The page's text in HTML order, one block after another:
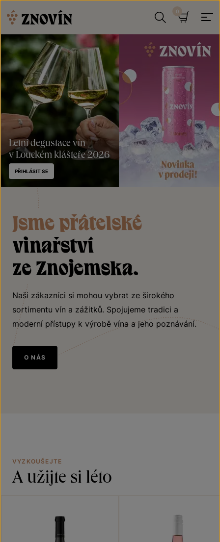
HledatKošík
Letní degustace vín
v Louckém klášteře 2026
PŘIHLÁSIT SE
Jsme přátelské
vinařství
ze Znojemska.
Naši zákazníci si mohou vybrat ze širokého
sortimentu vín a zážitků. Spojujeme tradici a
moderní přístupy k výrobě vína a jeho poznávání.
O NÁS
VYZKOUŠEJTE
A užijte si léto